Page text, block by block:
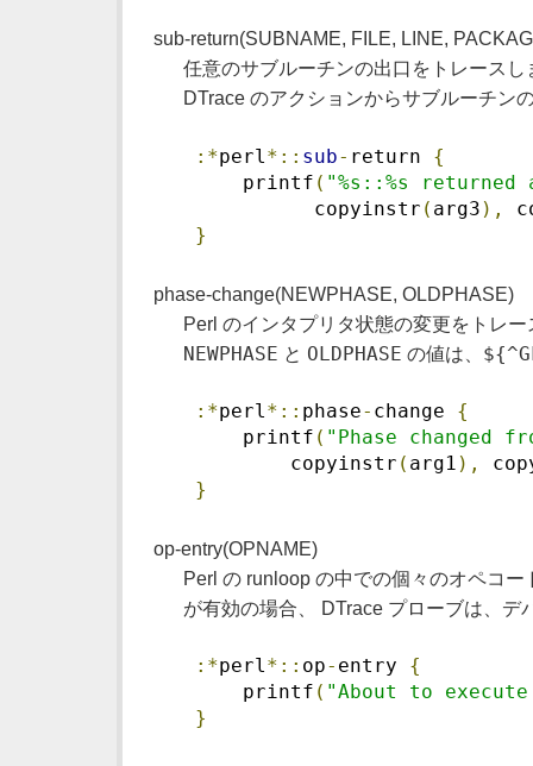
sub-return(SUBNAME, FILE, LINE,
任意のサブルーチンの出口をトレース
DTrace のアクションからサブルーチン
:*perl*:: sub- return {
printf ( "%s::%s
copyinstr ( arg3 ),
}
phase-change(NEWPHASE, OLDPHASE)
Perl のインタプリタ状態の変更をトレ
NEWPHASE と OLDPHASE の値は、
:*perl*:: phase- change {
printf ( "Phase changed
copyinstr ( arg1 ),
}
op-entry(OPNAME)
Perl の runloop の中での個々のオペコ
が有効の場合、 DTrace プローブは、デ
:*perl*:: op- entry {
printf ( "About to execute
}